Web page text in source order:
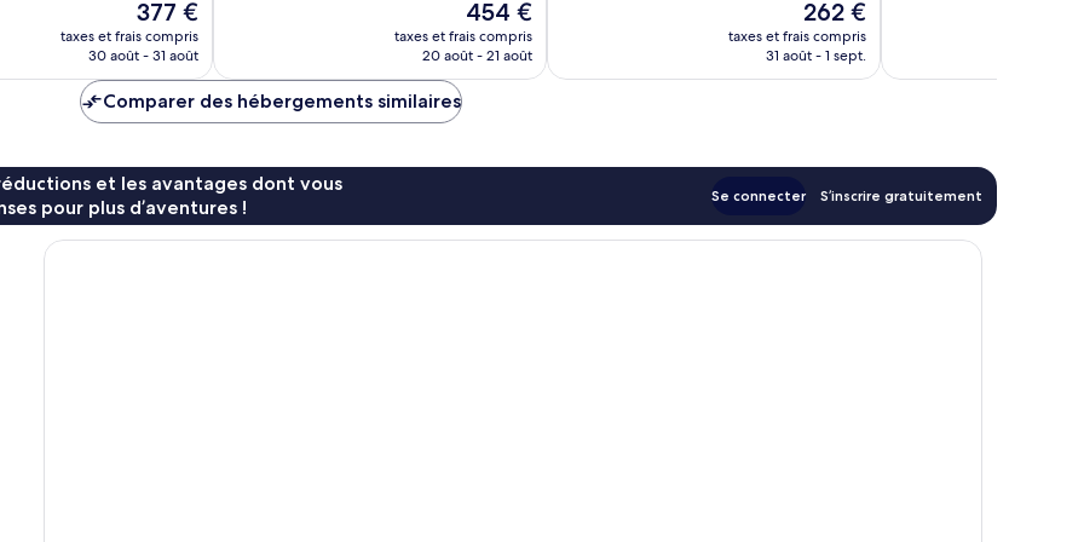
Le
nouveau
prix
de
377 €
377 €
taxes et frais compris
30 août - 31 août
Le
nouveau
prix
454 €
taxes et frais compris
20 août - 21 août
Le
nouveau
prix
262 €
taxes et frais compris
31 août - 1 sept.
Comparer des hébergements similaires
et les avantages dont vous
pour plus d’aventures !
Se connecter S’inscrire gratuitement